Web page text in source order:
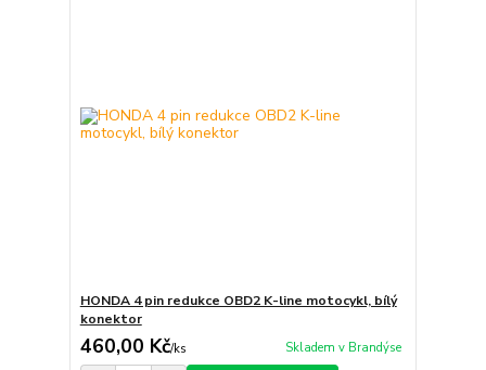
HONDA 4 pin redukce OBD2 K-line motocykl, bílý
konektor
460,00 Kč/ks Skladem v Brandýse